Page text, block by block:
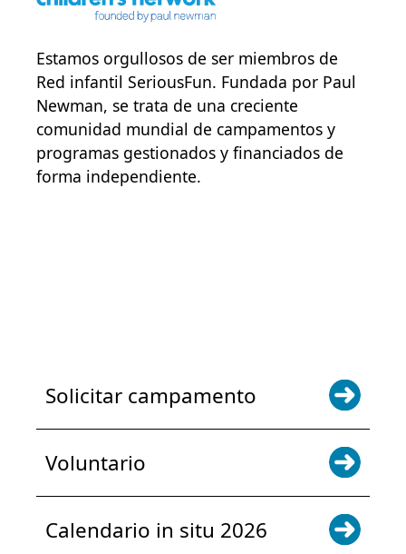
Estamos orgullosos de ser miembros de
Red infantil SeriousFun. Fundada por Paul
Newman, se trata de una creciente
comunidad mundial de campamentos y
programas gestionados y financiados de
forma independiente.
Solicitar campamento
Voluntario
Calendario in situ 2026